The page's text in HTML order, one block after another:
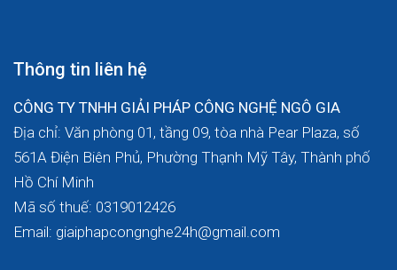
Thông tin liên hệ
CÔNG TY TNHH GIẢI PHÁP CÔNG NGHỆ NGÔ GIA
Địa chỉ: Văn phòng 01, tầng 09, tòa nhà Pear Plaza, số
561A Điện Biên Phủ, Phường Thạnh Mỹ Tây, Thành phố
Hồ Chí Minh
Mã số thuế: 0319012426
Email: giaiphapcongnghe24h@gmail.com